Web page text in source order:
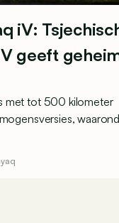
iV:
geeft
met tot 500 kilometer
eind dit jaar op de markt